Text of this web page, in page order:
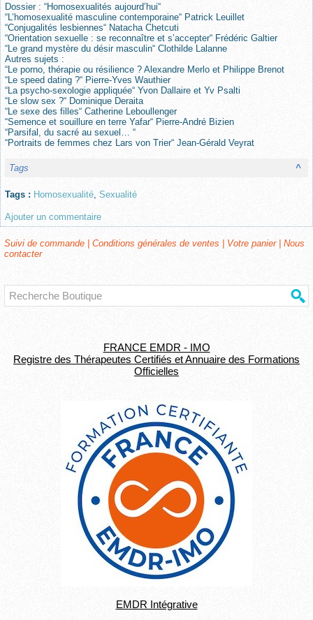
FRANCE EMDR - IMO
Registre des Thérapeutes Certifiés et Annuaire des Formations
Officielles
EMDR Intégrative
Dossier : “Homosexualités aujourd’hui“
“L’homosexualité masculine contemporaine“ Patrick Leuillet
“Conjugalités lesbiennes“ Natacha Chetcuti
“Orientation sexuelle : se reconnaître et s’accepter“ Frédéric Galtier
“Le grand mystère du désir masculin“ Clothilde Lalanne
Autres sujets :
“Le porno, thérapie ou résilience ? Alexandre Merlo et Philippe Brenot
“Le speed dating ?“ Pierre-Yves Wauthier
“La psycho-sexologie appliquée“ Yvon Dallaire et Yv Psalti
“Le slow sex ?“ Dominique Deraita
“Le sexe des filles“ Catherine Leboullenger
“Semence et souillure en terre Yafar“ Pierre-André Bizien
“Parsifal, du sacré au sexuel… “
“Portraits de femmes chez Lars von Trier“ Jean-Gérald Veyrat
^
Tags
Tags : Homosexualité Sexualité
Ajouter un commentaire
Suivi de commande | Conditions générales de ventes | Votre panier | Nous
contacter